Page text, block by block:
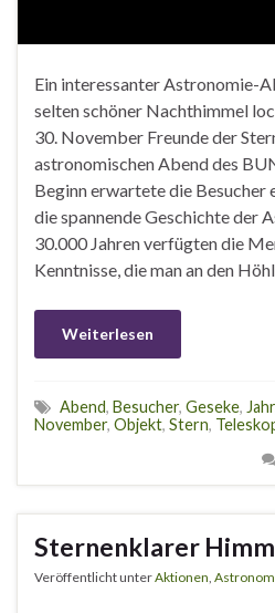
Ein interessanter Astronomie-
selten schöner Nachthimmel
30. November Freunde der
astronomischen Abend des
Beginn erwartete die Besucher
die spannende Geschichte der
30.000 Jahren verfügten die
Kenntnisse, die man an den
Weiterlesen
Abend, Besucher, Geseke, Jahr
November, Objekt, Stern,
Sternenklarer
Veröffentlicht unterAktionen,